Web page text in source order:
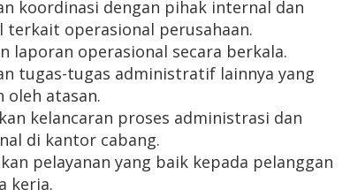
koordinasi dengan pihak internal dan
terkait operasional perusahaan.
laporan operasional secara berkala.
tugas-tugas administratif lainnya yang
oleh atasan.
kelancaran proses administrasi dan
di kantor cabang.
pelayanan yang baik kepada pelanggan
kerja.